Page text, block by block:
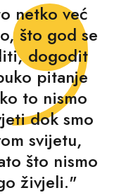
netko već
što god se
dogodit
pitanje
to nismo
dok smo
svijetu,
što nismo
živjeli."